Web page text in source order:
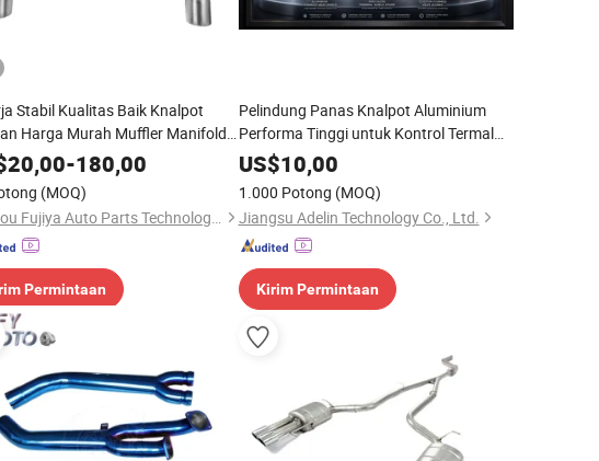
Stabil Kualitas Baik Knalpot
Harga Murah Muffler Manifold
Cadang Mobil Katalisator
20,00-180,00
(MOQ)
Dezhou Fujiya Auto Parts Technology Co., Ltd.
Permintaan
Pelindung Panas Knalpot Aluminium
Performa Tinggi untuk Kontrol Termal
Turbo
US$10,00
1.000 Potong (MOQ)
Jiangsu Adelin Technology Co., Ltd.
Kirim Permintaan